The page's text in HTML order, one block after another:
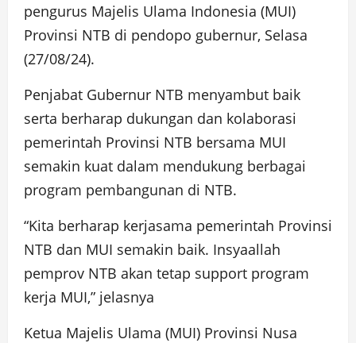
pengurus Majelis Ulama Indonesia (MUI)
Provinsi NTB di pendopo gubernur, Selasa
(27/08/24).
Penjabat Gubernur NTB menyambut baik
serta berharap dukungan dan kolaborasi
pemerintah Provinsi NTB bersama MUI
semakin kuat dalam mendukung berbagai
program pembangunan di NTB.
“Kita berharap kerjasama pemerintah Provinsi
NTB dan MUI semakin baik. Insyaallah
pemprov NTB akan tetap support program
kerja MUI,” jelasnya
Ketua Majelis Ulama (MUI) Provinsi Nusa